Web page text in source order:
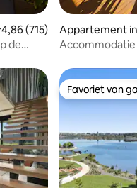
beoordeling van
4,86 (715)
de
Appartement
Accommodatie
(parkeerplaats)
Favoriet van
Favoriet van